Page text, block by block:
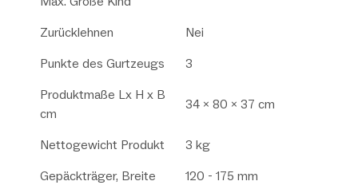
Zurücklehnen
Nei
Punkte des Gurtzeugs
3
Produktmaße Lx H x B
cm
34 x 80 x 37 cm
Nettogewicht Produkt
3 kg
Gepäckträger, Breite
120 - 175 mm